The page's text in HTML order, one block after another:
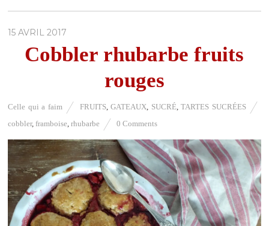
15 AVRIL 2017
Cobbler rhubarbe fruits
rouges
Celle qui a faim FRUITS ,GATEAUX SUCRÉ,TARTES SUCRÉES
cobbler, framboise ,rhubarbe 0 Comments